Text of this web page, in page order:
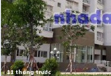
11 tháng trước